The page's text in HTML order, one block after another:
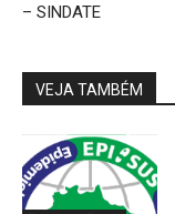
– SINDATE
VEJA TAMBÉM